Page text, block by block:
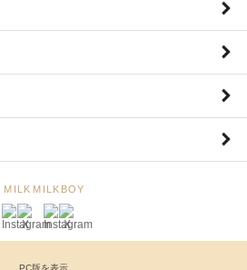
MILK MILKBOY
PC版を表示